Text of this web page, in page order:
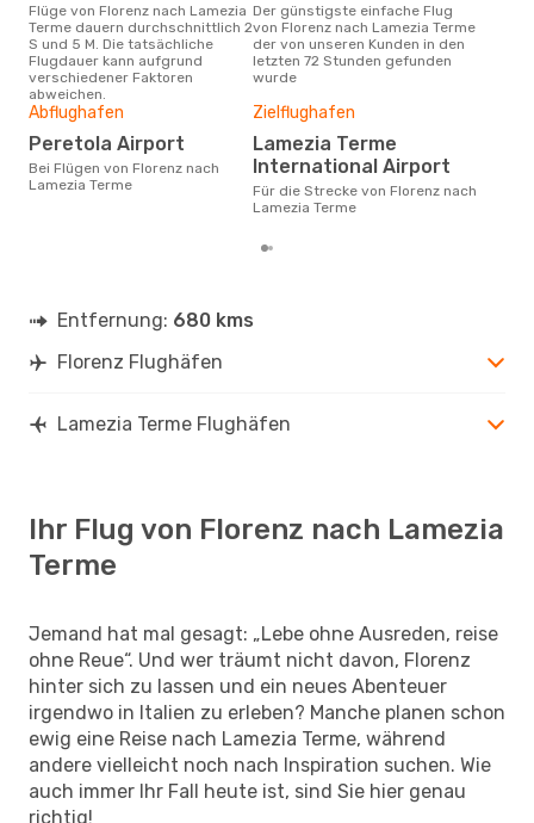
Flüge von Florenz nach Lamezia
Terme dauern durchschnittlich 2
S und 5 M. Die tatsächliche
Flugdauer kann aufgrund
verschiedener Faktoren
abweichen.
Der günstigste einfache Flug
von Florenz nach Lamezia Terme
der von unseren Kunden in den
letzten 72 Stunden gefunden
wurde
Abflughafen
Peretola Airport
Bei Flügen von Florenz nach
Lamezia Terme
Zielflughafen
Lamezia Terme
International Airport
Für die Strecke von Florenz nach
Lamezia Terme
Entfernung: 680 kms
Florenz Flughäfen
Lamezia Terme Flughäfen
Ihr Flug von Florenz nach Lamezia
Terme
Jemand hat mal gesagt: „Lebe ohne Ausreden, reise
ohne Reue“. Und wer träumt nicht davon, Florenz
hinter sich zu lassen und ein neues Abenteuer
irgendwo in Italien zu erleben? Manche planen schon
ewig eine Reise nach Lamezia Terme, während
andere vielleicht noch nach Inspiration suchen. Wie
auch immer Ihr Fall heute ist, sind Sie hier genau
richtig!